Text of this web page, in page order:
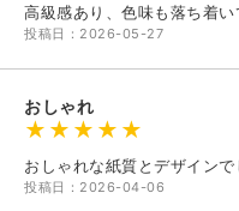
高級感あり、色味も落ち着
投稿日：2026-05-27
おしゃれ
おしゃれな紙質とデザインで
投稿日：2026-04-06